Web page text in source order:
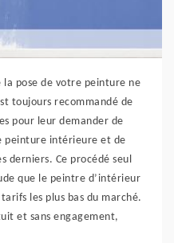
la pose de votre peinture ne
toujours recommandé de
pour leur demander de
peinture intérieure et de
derniers. Ce procédé seul
que le peintre d’intérieur
les plus bas du marché.
et sans engagement,